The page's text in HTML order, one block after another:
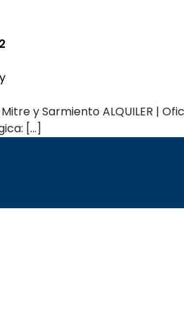
y Sarmiento ALQUILER |
[…]